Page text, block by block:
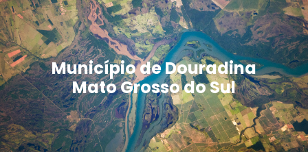
Município de Douradina
Mato Grosso do Sul